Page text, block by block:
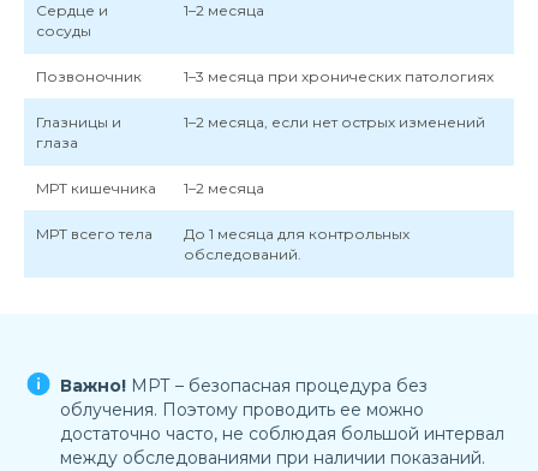
Сердце и
сосуды
1–2 месяца
Позвоночник 1–3 месяца при хронических патологиях
Глазницы и
глаза
1–2 месяца, если нет острых изменений
МРТ кишечника 1–2 месяца
МРТ всего тела
До 1 месяца для контрольных
обследований.
Важно! МРТ – безопасная процедура без
облучения. Поэтому проводить ее можно
достаточно часто, не соблюдая большой интервал
между обследованиями при наличии показаний.